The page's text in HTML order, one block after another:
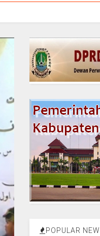
POPULAR